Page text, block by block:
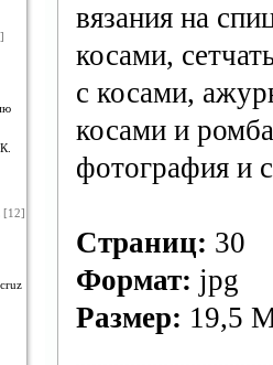
[12]
вязания на
косами,
с косами,
косами и
фотография и
Страниц: 30
Формат: jpg
Размер: 19,5